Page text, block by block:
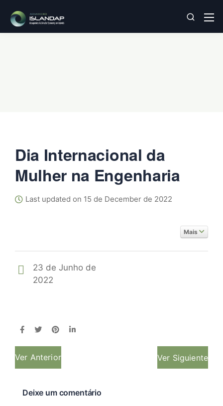
Dia Internacional da
Mulher na Engenharia
Last updated on 15 de December de 2022
Mais
23 de Junho de
2022
Ver Anterior Ver Siguiente
Deixe um comentário